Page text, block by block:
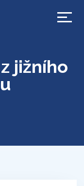
jižního